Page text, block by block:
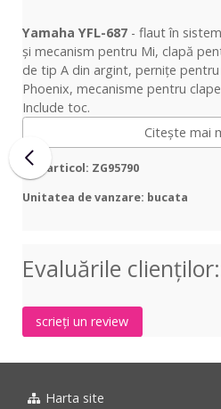
Yamaha YFL-687 - flaut în
și mecanism pentru Mi, clapă
de tip A din argint, pernițe
Phoenix, mecanisme pentru
Include toc.
Citește mai
Cod articol: ZG95790
Unitatea de vanzare: bucata
Evaluările clienţilor:
scrieți un review
Harta site